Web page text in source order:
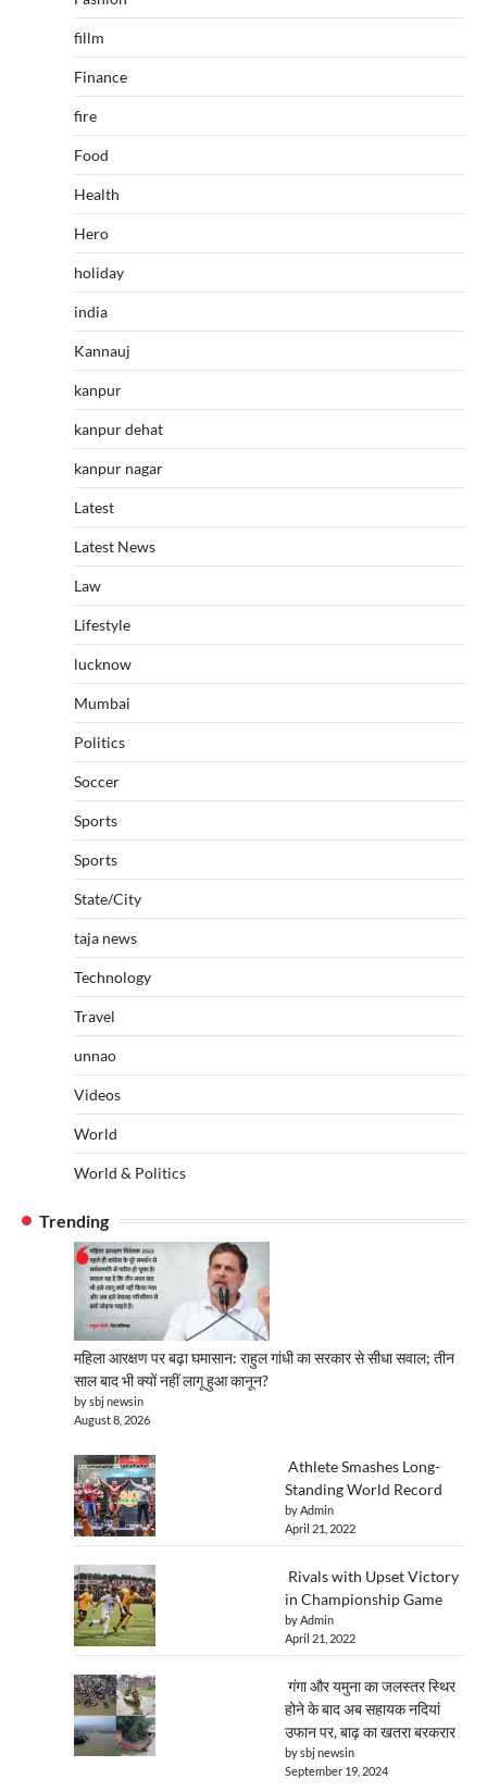
fillm
Finance
fire
Food
Health
Hero
holiday
india
Kannauj
kanpur
kanpur dehat
kanpur nagar
Latest
Latest News
Law
Lifestyle
lucknow
Mumbai
Politics
Soccer
Sports
Sports
State/City
taja news
Technology
Travel
unnao
Videos
World
World & Politics
Trending
महिला आरक्षण पर बढ़ा घमासान: राहुल गांधी का सरकार से सीधा सवाल; तीन
साल बाद भी क्यों नहीं लागू हुआ कानून?
by sbj newsin
August 8, 2026
Athlete Smashes Long-
Standing World Record
by Admin
April 21, 2022
Rivals with Upset Victory
in Championship Game
by Admin
April 21, 2022
गंगा और यमुना का जलस्तर स्थिर
होने के बाद अब सहायक नदियां
उफान पर, बाढ़ का खतरा बरकरार
by sbj newsin
September 19, 2024